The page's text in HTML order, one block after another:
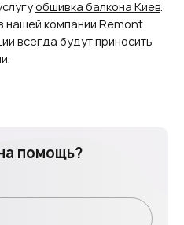
обшивка балкона Киев
нашей компании Remont
всегда будут приносить
помощь?